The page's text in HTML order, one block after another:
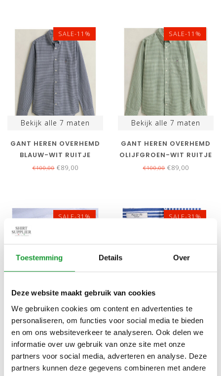
Toestemming Details Over
Deze website maakt gebruik van cookies
We gebruiken cookies om content en advertenties te
personaliseren, om functies voor social media te bieden
en om ons websiteverkeer te analyseren. Ook delen we
informatie over uw gebruik van onze site met onze
partners voor social media, adverteren en analyse. Deze
partners kunnen deze gegevens combineren met andere
SALE-11%
Bekijk alle 7 maten
GANT HEREN OVERHEMD
BLAUW-WIT RUITJE
€100,00€89,00
SALE-11%
Bekijk alle 7 maten
GANT HEREN OVERHEMD
OLIJFGROEN-WIT RUITJE
€100,00€89,00
SALE-31%
Bekijk alle 6maten
GANT HEREN OVERHEMD
LICHTBLAUW-WIT
STREEPJE
€69,00
SALE-31%
Bekijk alle8maten
GANT HEREN OVERHEMD
BLAUW-WIT STREEPJE